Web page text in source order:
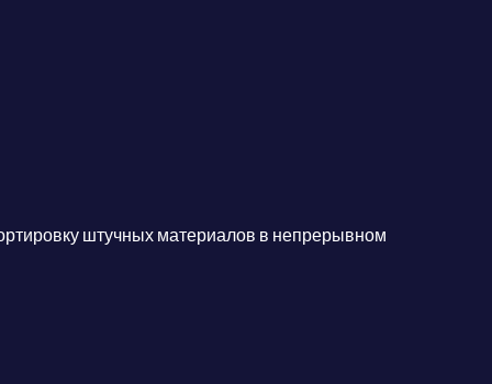
штучных материалов в непрерывном